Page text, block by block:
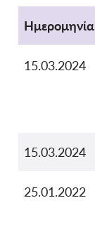
Ημερομηνία
15.03.2024
15.03.2024
25.01.2022